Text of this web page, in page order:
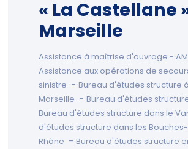
« La Castellane
Marseille
Assistance à maîtrise d'ouvrage -
Assistance aux opérations de
sinistre
- Bureau d'études structure à
Marseille
- Bureau d'études
Bureau d'études structure dans le
d'études structure dans les
Rhône
- Bureau d'études structure